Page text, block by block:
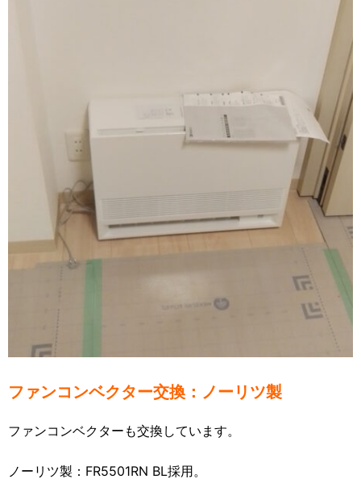
ファンコンベクター交換：ノーリツ製
ファンコンベクターも交換しています。
ノーリツ製：FR5501RN BL採用。